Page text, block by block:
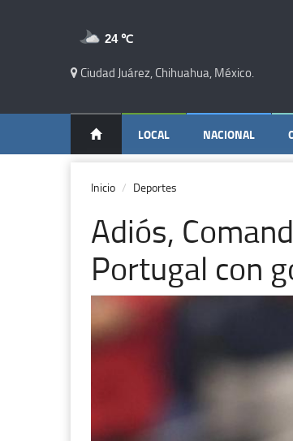
24 ℃
Ciudad Juárez, Chihuahua, México.
LOCAL NACIONAL
Inicio Deportes
Adiós,
Portugal con